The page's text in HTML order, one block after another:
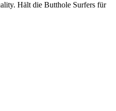
Hält die Butthole Surfers für